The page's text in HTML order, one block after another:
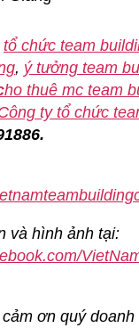
tổ chức team
, ý tưởng team
ho thuê mc team
ty tổ chức
và hình ảnh tại:
ơn quý